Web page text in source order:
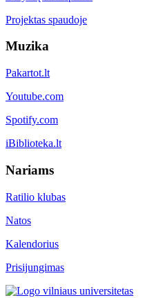
Projektas spaudoje
Muzika
Pakartot.lt
Youtube.com
Spotify.com
iBiblioteka.lt
Nariams
Ratilio klubas
Natos
Kalendorius
Prisijungimas